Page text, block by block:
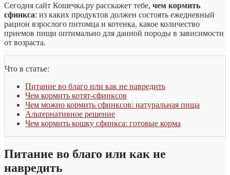
Сегодня сайт Кошечка.ру расскажет тебе, чем кормить
сфинкса: из каких продуктов должен состоять ежедневный
рацион взрослого питомца и котенка, какое количество
приемов пищи оптимально для данной породы в зависимости
от возраста.
Что в статье:
Питание во благо или как не навредить
Чем кормить котят-сфинксов
Чем можно кормить сфинксов: натуральная пища
Альтернативное решение
Чем кормить кошку сфинкса: готовые корма
Питание во благо или как не
навредить